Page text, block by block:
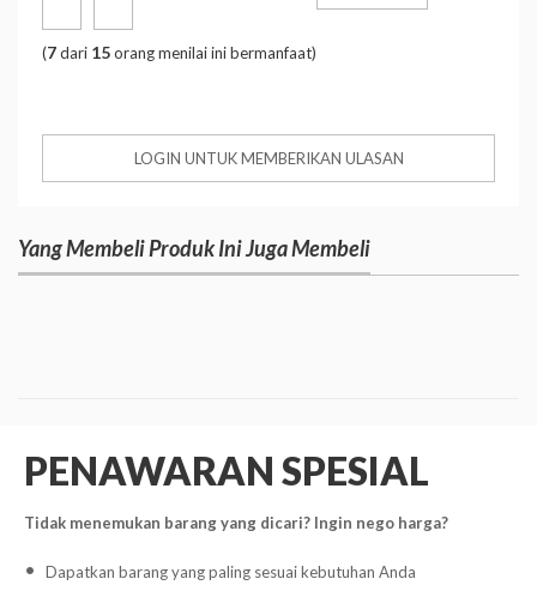
(7dari 15orang menilai ini bermanfaat)
LOGIN UNTUK MEMBERIKAN ULASAN
Yang Membeli Produk Ini Juga Membeli
PENAWARAN SPESIAL
Tidak menemukan barang yang dicari? Ingin nego harga?
Dapatkan barang yang paling sesuai kebutuhan Anda